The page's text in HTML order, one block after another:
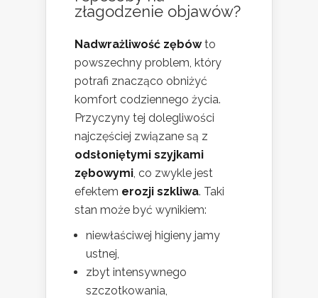
złagodzenie objawów?
Nadwrażliwość zębówto
powszechny problem, który
potrafi znacząco obniżyć
komfort codziennego życia.
Przyczyny tej dolegliwości
najczęściej związane są z
odsłoniętymi szyjkami
zębowymi , co zwykle jest
efektem erozji szkliwa. Taki
stan może być wynikiem:
niewłaściwej higieny jamy
ustnej,
zbyt intensywnego
szczotkowania,